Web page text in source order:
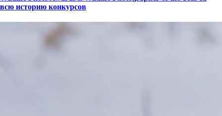
всю историю конкурсов